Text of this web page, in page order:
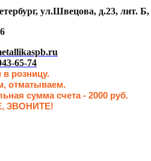
ул.Швецова, д.23, лит. Б,
65-74
в розницу.
отматываем.
сумма счета - 2000 руб.
ЗВОНИТЕ!